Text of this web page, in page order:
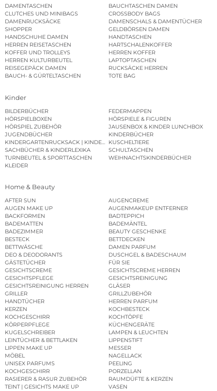
DAMENTASCHEN
BAUCHTASCHEN DAMEN
CLUTCHES UND MINIBAGS
CROSSBODY BAGS
DAMENRUCKSÄCKE
DAMENSCHALS & DAMENTÜCHER
SHOPPER
GELDBÖRSEN DAMEN
HANDSCHUHE DAMEN
HANDTASCHEN
HERREN REISETASCHEN
HARTSCHALENKOFFER
KOFFER UND TROLLEYS
HERREN KOFFER
HERREN KULTURBEUTEL
LAPTOPTASCHEN
REISEGEPÄCK DAMEN
RUCKSÄCKE HERREN
BAUCH- & GÜRTELTASCHEN
TOTE BAG
Kinder
BILDERBÜCHER
FEDERMAPPEN
HÖRSPIELBOXEN
HÖRSPIELE & FIGUREN
HÖRSPIEL ZUBEHÖR
JAUSENBOX & KINDER LUNCHBOX
JUGENDBÜCHER
KINDERBÜCHER
KINDERGARTENRUCKSACK | KINDERGARTENBEUTEL
KUSCHELTIERE
SACHBÜCHER & KINDERLEXIKA
SCHULTASCHEN
TURNBEUTEL & SPORTTASCHEN
WEIHNACHTSKINDERBÜCHER
KLEIDER
Home & Beauty
AFTER SUN
AUGENCREME
AUGEN MAKE UP
AUGENMAKEUP ENTFERNER
BACKFORMEN
BADTEPPICH
BADEMATTEN
BADEMÄNTEL
BADEZIMMER
BEAUTY GESCHENKE
BESTECK
BETTDECKEN
BETTWÄSCHE
DAMEN PARFUM
DEO & DEODORANTS
DUSCHGEL & BADESCHAUM
GÄSTETÜCHER
FÜR SIE
GESICHTSCREME
GESICHTSCREME HERREN
GESICHTSPFLEGE
GESICHTSREINIGUNG
GESICHTSREINIGUNG HERREN
GLÄSER
GRILLER
GRILLZUBEHÖR
HANDTÜCHER
HERREN PARFUM
KERZEN
KOCHBESTECK
KOCHGESCHIRR
KOCHTÖPFE
KÖRPERPFLEGE
KÜCHENGERÄTE
KUGELSCHREIBER
LAMPEN & LEUCHTEN
LEINTÜCHER & BETTLAKEN
LIPPENSTIFT
LIPPEN MAKE UP
MESSER
MÖBEL
NAGELLACK
UNISEX PARFUMS
PEELING
KOCHGESCHIRR
PORZELLAN
RASIERER & RASUR ZUBEHÖR
RAUMDÜFTE & KERZEN
TEINT | GESICHTS MAKE UP
VASEN